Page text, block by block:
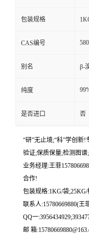
包装规格
CAS编号
别名 β-
纯度
是否进口 否
“研”无止境;“科”学创新
验证;保质保量;检测图
业务经理:王菲
合作!
包装规格:1KG/袋
联系人:15780669880(王
QQ一
邮 箱